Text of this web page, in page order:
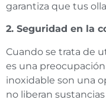
garantiza que tus
2. Seguridad en la
Cuando se trata de
es una
inoxidable son una
no liberan